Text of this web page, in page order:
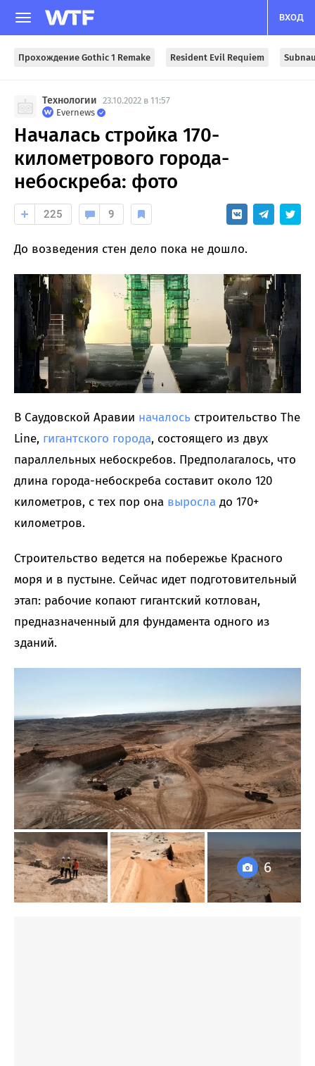
ВХОД
Прохождение Gothic 1 Remake Resident Evil Requiem
Технологии 23.10.2022 в 11:57
Evernews
Началась стройка 170-
километрового города-
небоскреба: фото
225 9
До возведения стен дело пока не дошло.
В Саудовской Аравии началось строительство The
Line, гигантского города, состоящего из двух
параллельных небоскребов. Предполагалось, что
длина города-небоскреба составит около 120
километров, с тех пор она выросла до 170+
километров.
Строительство ведется на побережье Красного
моря и в пустыне. Сейчас идет подготовительный
этап: рабочие копают гигантский котлован,
предназначенный для фундамента одного из
зданий.
6